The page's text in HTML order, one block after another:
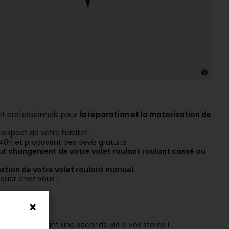
professionnels pour la réparation et la motorisation de
de votre habitat.
et proposent des devis gratuits.
changement de votre volet roulant roulant cassé ou
de votre volet roulant manuel.
chez vous :
en redonnant une seconde vie à vos stores !